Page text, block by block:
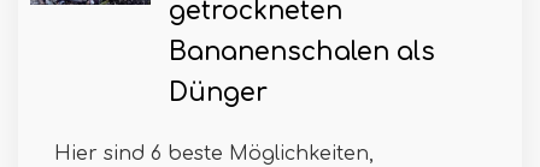
getrockneten
Bananenschalen als
Dünger
Hier sind 6 beste Möglichkeiten,